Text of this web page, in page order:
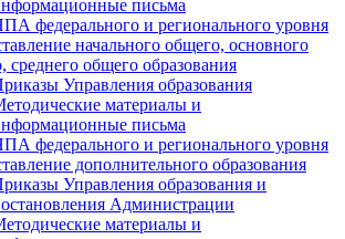
письма
федерального и регионального уровня
начального общего, основного
среднего общего образования
Управления образования
материалы и
письма
федерального и регионального уровня
дополнительного образования
Управления образования и
Администрации
материалы и